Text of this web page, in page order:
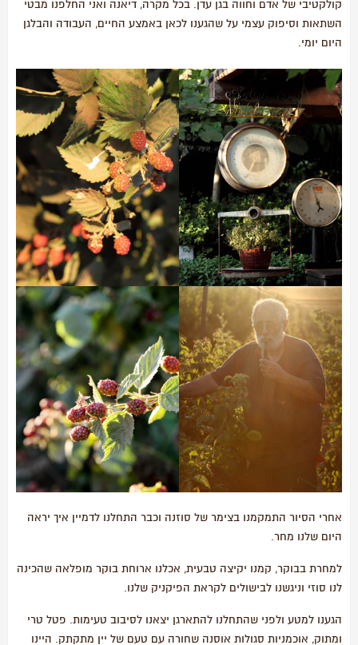
קולקטיבי של אדם וחווה בגן עדן. בכל מקרה, דיאנה ואני החלפנו מבטי
השתאות וסיפוק עצמי על שהגענו לכאן באמצע החיים, העבודה והבלגן
היום יומי.
אחרי הסיור התמקמנו בצימר של סוזנה וכבר התחלנו לדמיין איך יראה
היום שלנו מחר.
למחרת בבוקר, קמנו יקיצה טבעית, אכלנו ארוחת בוקר מופלאה שהכינה
לנו סוזי וניגשנו לבישולים לקראת הפיקניק שלנו.
הגענו למטע ולפני שהתחלנו להתארגן יצאנו לסיבוב טעימות. פטל טרי
ומתוק, אוכמניות סגולות אוסנה שחורה עם טעם של יין מתקתק. היינו